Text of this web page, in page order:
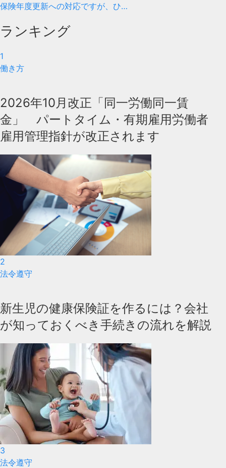
保険年度更新への対応ですが、ひ…
ランキング
1
働き方
2026年10月改正「同一労働同一賃
金」 パートタイム・有期雇用労働者
雇用管理指針が改正されます
2
法令遵守
新生児の健康保険証を作るには？会社
が知っておくべき手続きの流れを解説
3
法令遵守